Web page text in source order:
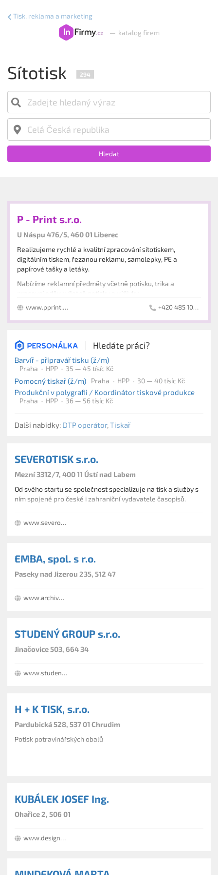
— katalog firem
Tisk, reklama a marketing
Sítotisk 294
Hledat
P - Print s.r.o.
U Náspu 476/5, 460 01 Liberec
Realizujeme rychlé a kvalitní zpracování sítotiskem,
digitálním tiskem, řezanou reklamu, samolepky, PE a
papírové tašky a letáky.
Nabízíme reklamní předměty včetně potisku, trika a
Dále pak sportovní oděvy a vlajky, reklamní tabule a banery,
www.pprint.cz +420 485 100 179
Hledáte práci?
Barvíř - přípravář tisku (ž/m)
Praha HPP 35 — 45 tísíc Kč
Pomocný tiskař (ž/m) Praha HPP 30 — 40 tísíc Kč
Produkční v polygrafii / Koordinátor tiskové produkce
Praha HPP 36 — 56 tísíc Kč
Další nabídky: DTP operátor,Tiskař
SEVEROTISK s.r.o.
Mezní 3312/7, 400 11 Ústí nad Labem
Od svého startu se společnost specializuje na tisk a služby s
ním spojené pro české i zahraniční vydavatele časopisů.
www.severotisk.cz
EMBA, spol. s r.o.
Paseky nad Jizerou 235, 512 47
www.archivbox.cz
STUDENÝ GROUP s.r.o.
Jinačovice 503, 664 34
www.studenygroup.cz
H + K TISK, s.r.o.
Pardubická 528, 537 01 Chrudim
Potisk potravinářských obalů
KUBÁLEK JOSEF Ing.
Ohařice 2, 506 01
www.designprobyt.cz